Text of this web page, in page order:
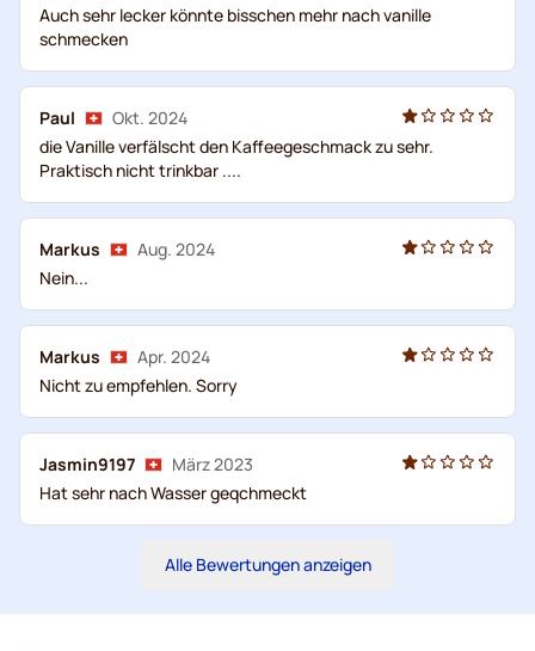
Auch sehr lecker könnte bisschen mehr nach vanille
schmecken
Paul
Okt. 2024
die Vanille verfälscht den Kaffeegeschmack zu sehr.
Praktisch nicht trinkbar ....
Markus
Aug. 2024
Nein...
Markus
Apr. 2024
Nicht zu empfehlen. Sorry
Jasmin9197
März 2023
Hat sehr nach Wasser geqchmeckt
Alle Bewertungen anzeigen